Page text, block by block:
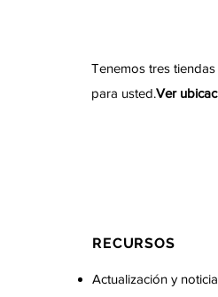
Tenemos tres
para usted.Ver
RECURSOS
Actualización y